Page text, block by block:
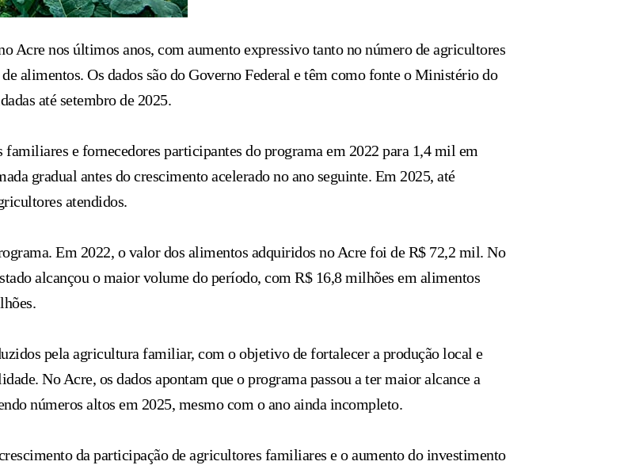
Acre nos últimos anos, com aumento expressivo tanto no número de agricultores
alimentos. Os dados são do Governo Federal e têm como fonte o Ministério do
até setembro de 2025.
e fornecedores participantes do programa em 2022 para 1,4 mil em
gradual antes do crescimento acelerado no ano seguinte. Em 2025, até
atendidos.
Em 2022, o valor dos alimentos adquiridos no Acre foi de R$ 72,2 mil. No
alcançou o maior volume do período, com R$ 16,8 milhões em alimentos
pela agricultura familiar, com o objetivo de fortalecer a produção local e
No Acre, os dados apontam que o programa passou a ter maior alcance a
números altos em 2025, mesmo com o ano ainda incompleto.
da participação de agricultores familiares e o aumento do investimento